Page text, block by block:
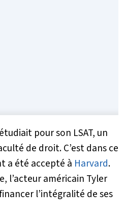
pour son LSAT, un
de droit. C’est dans ce
a été accepté à Harvard.
l’acteur américain Tyler
l’intégralité de ses